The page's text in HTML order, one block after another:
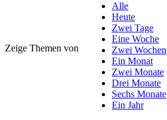
Zeige Themen von
Alle
Heute
Zwei Tage
Eine Woche
Zwei Wochen
Ein Monat
Zwei Monate
Drei Monate
Sechs Monate
Ein Jahr